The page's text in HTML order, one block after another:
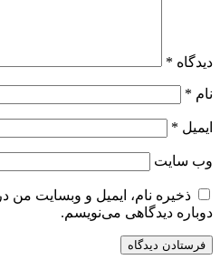
دیدگاه *
نام *
ایمیل *
وب‌ سایت
ذخیره نام، ایمیل و وبسایت من
دوباره دیدگاهی می‌نویسم.